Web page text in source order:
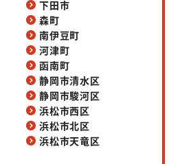
下田市
森町
南伊豆町
河津町
函南町
静岡市清水区
静岡市駿河区
浜松市西区
浜松市北区
浜松市天竜区